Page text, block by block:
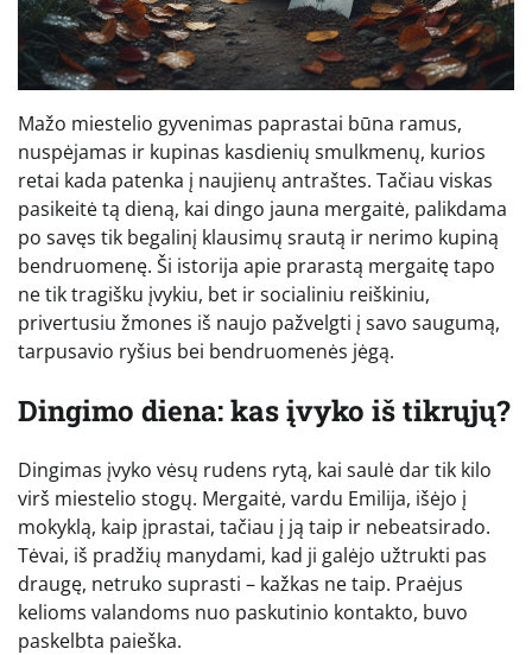
Mažo miestelio gyvenimas paprastai būna ramus,
nuspėjamas ir kupinas kasdienių smulkmenų, kurios
retai kada patenka į naujienų antraštes. Tačiau viskas
pasikeitė tą dieną, kai dingo jauna mergaitė, palikdama
po savęs tik begalinį klausimų srautą ir nerimo kupiną
bendruomenę. Ši istorija apie prarastą mergaitę tapo
ne tik tragišku įvykiu, bet ir socialiniu reiškiniu,
privertusiu žmones iš naujo pažvelgti į savo saugumą,
tarpusavio ryšius bei bendruomenės jėgą.
Dingimo diena: kas įvyko iš tikrųjų?
Dingimas įvyko vėsų rudens rytą, kai saulė dar tik kilo
virš miestelio stogų. Mergaitė, vardu Emilija, išėjo į
mokyklą, kaip įprastai, tačiau į ją taip ir nebeatsirado.
Tėvai, iš pradžių manydami, kad ji galėjo užtrukti pas
draugę, netruko suprasti – kažkas ne taip. Praėjus
kelioms valandoms nuo paskutinio kontakto, buvo
paskelbta paieška.